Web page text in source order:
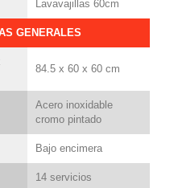
Lavavajillas 60cm
GENERALES
84.5 x 60 x 60 cm
Acero inoxidable
cromo pintado
Bajo encimera
14 servicios